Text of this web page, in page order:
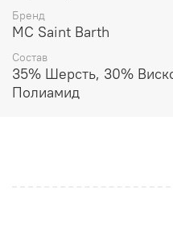
Бренд
MC Saint Barth
Состав
35% Шерсть, 30%
Полиамид